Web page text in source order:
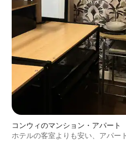
コンウィのマンション・アパート
ホテルの客室よりも安い、アパー